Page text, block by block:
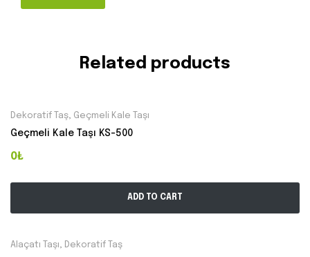
Related products
Dekoratif Taş Geçmeli Kale Taşı
Geçmeli Kale Taşı KS-500
0₺
ADD TO CART
Alaçatı Taşı, Dekoratif Taş